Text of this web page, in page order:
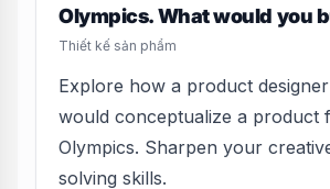
Olympics. What would you
Thiết kế sản phẩm
Explore how a product
would conceptualize a product
Olympics. Sharpen your
solving skills.